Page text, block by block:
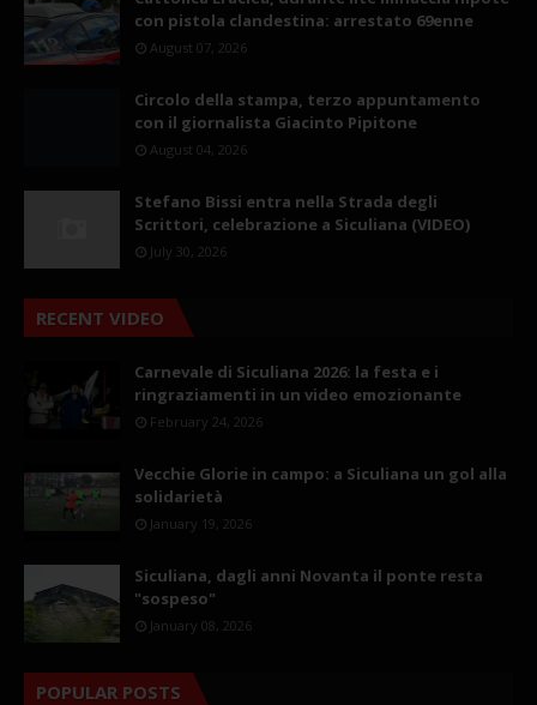
con pistola clandestina: arrestato 69enne
August 07, 2026
Circolo della stampa, terzo appuntamento
con il giornalista Giacinto Pipitone
August 04, 2026
Stefano Bissi entra nella Strada degli
Scrittori, celebrazione a Siculiana (VIDEO)
July 30, 2026
RECENT VIDEO
Carnevale di Siculiana 2026: la festa e i
ringraziamenti in un video emozionante
February 24, 2026
Vecchie Glorie in campo: a Siculiana un gol alla
solidarietà
January 19, 2026
Siculiana, dagli anni Novanta il ponte resta
"sospeso"
January 08, 2026
POPULAR POSTS